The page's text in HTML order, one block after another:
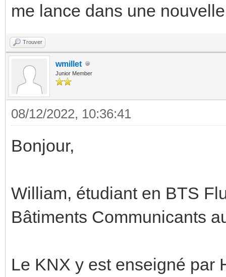
me lance dans une
Trouver
wmillet
Junior Member
08/12/2022, 10:36:41
Bonjour,
William, étudiant en BTS
Bâtiments Communicants
Le KNX y est enseigné par